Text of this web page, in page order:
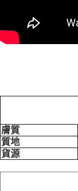
膚質
質地
貨源